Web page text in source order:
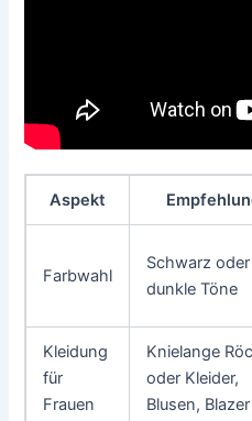
Aspekt
Farbwahl
Schwarz oder
dunkle Töne
Kleidung
für
Frauen
Knielange
oder Kleider,
Blusen, Blazer